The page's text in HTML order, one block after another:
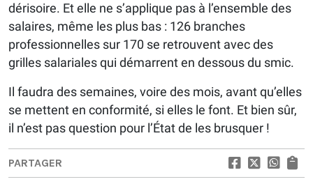
dérisoire. Et elle ne s’applique pas à l’ensemble des
salaires, même les plus bas : 126 branches
professionnelles sur 170 se retrouvent avec des
grilles salariales qui démarrent en dessous du smic.
Il faudra des semaines, voire des mois, avant qu’elles
se mettent en conformité, si elles le font. Et bien sûr,
il n’est pas question pour l’État de les brusquer !
PARTAGER